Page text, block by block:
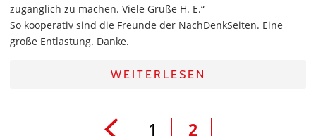
zugänglich zu machen. Viele Grüße H. E.“
So kooperativ sind die Freunde der NachDenkSeiten. Eine
große Entlastung. Danke.
WEITERLESEN
1 2